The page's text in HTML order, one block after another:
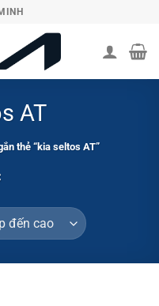
AT
thẻ “kia seltos AT”